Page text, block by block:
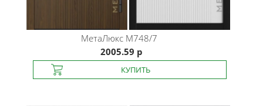
МетаЛюксM748/7
2005.59 р